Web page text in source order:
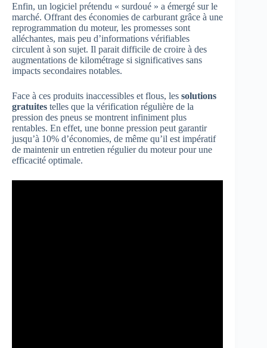
Enfin, un logiciel prétendu « surdoué » a émergé sur le
marché. Offrant des économies de carburant grâce à une
reprogrammation du moteur, les promesses sont
alléchantes, mais peu d’informations vérifiables
circulent à son sujet. Il parait difficile de croire à des
augmentations de kilométrage si significatives sans
impacts secondaires notables.
Face à ces produits inaccessibles et flous, les solutions
gratuites telles que la vérification régulière de la
pression des pneus se montrent infiniment plus
rentables. En effet, une bonne pression peut garantir
jusqu’à 10% d’économies, de même qu’il est impératif
de maintenir un entretien régulier du moteur pour une
efficacité optimale.